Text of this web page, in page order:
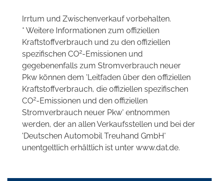
Irrtum und Zwischenverkauf vorbehalten.
* Weitere Informationen zum offiziellen
Kraftstoffverbrauch und zu den offiziellen
spezifischen CO2-Emissionen und
gegebenenfalls zum Stromverbrauch neuer
Pkw können dem 'Leitfaden über den offiziellen
Kraftstoffverbrauch, die offiziellen spezifischen
CO2-Emissionen und den offiziellen
Stromverbrauch neuer Pkw' entnommen
werden, der an allen Verkaufsstellen und bei der
'Deutschen Automobil Treuhand GmbH'
unentgeltlich erhältlich ist unter www.dat.de.